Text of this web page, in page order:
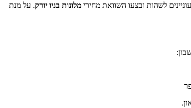
לשהות ובצעו השוואת מחירי מלונות בניו יורק. על מנת